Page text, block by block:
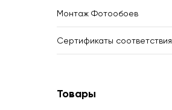
Монтаж Фотообоев
Сертификаты соответствия
Товары